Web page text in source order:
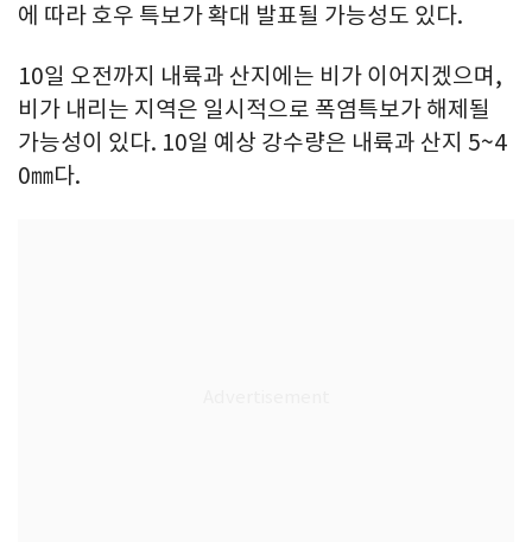
에 따라 호우 특보가 확대 발표될 가능성도 있다.
10일 오전까지 내륙과 산지에는 비가 이어지겠으며,
비가 내리는 지역은 일시적으로 폭염특보가 해제될
가능성이 있다. 10일 예상 강수량은 내륙과 산지 5~4
0㎜다.